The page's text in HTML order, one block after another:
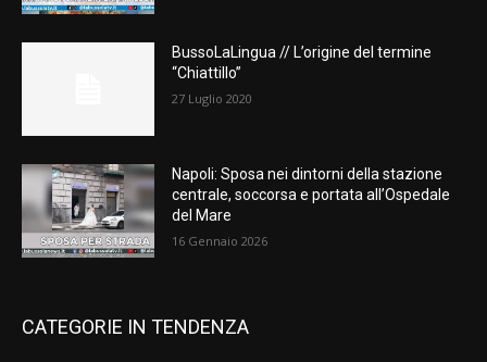
BussoLaLingua // L’origine del termine
“Chiattillo”
27 Luglio 2020
Napoli: Sposa nei dintorni della stazione
centrale, soccorsa e portata all’Ospedale
del Mare
16 Gennaio 2026
CATEGORIE IN TENDENZA